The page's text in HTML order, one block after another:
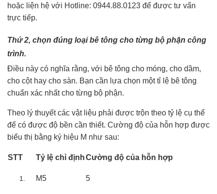
hoặc liện hệ với Hotline: 0944.88.0123 để được tư vấn
trực tiếp.
Thứ 2, chọn đúng loại bê tông cho từng bộ phận công
trình.
Điều này có nghĩa rằng, với bê tông cho móng, cho dầm,
cho cột hay cho sàn. Bạn cần lựa chọn một tỉ lệ bê tông
chuẩn xác nhất cho từng bộ phận.
Theo lý thuyết các vật liệu phải được trộn theo tỷ lệ cụ thể
để có được độ bền cần thiết. Cường độ của hỗn hợp được
biểu thị bằng ký hiệu M như sau:
STT Tỷ lệ chỉ địnhCường độ của hỗn hợp
M5 5